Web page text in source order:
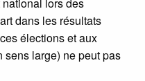
dans les résultats
élections et aux
large) ne peut pas